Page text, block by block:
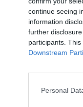
continue seeing
information
further
participants.
Downstream
Personal